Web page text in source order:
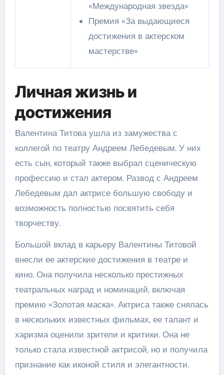
«Международная звезда»
Премия «За выдающиеся
достижения в актерском
мастерстве»
Личная жизнь и
достижения
Валентина Титова ушла из замужества с
коллегой по театру Андреем Лебедевым. У них
есть сын, который также выбрал сценическую
профессию и стал актером. Развод с Андреем
Лебедевым дал актрисе большую свободу и
возможность полностью посвятить себя
творчеству.
Большой вклад в карьеру Валентины Титовой
внесли ее актерские достижения в театре и
кино. Она получила несколько престижных
театральных наград и номинаций, включая
премию «Золотая маска». Актриса также снялась
в нескольких известных фильмах, ее талант и
харизма оценили зрители и критики. Она не
только стала известной актрисой, но и получила
признание как иконой стиля и элегантности.